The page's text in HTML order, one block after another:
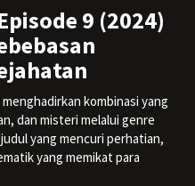
9 (2024)
menghadirkan kombinasi yang
dan misteri melalui genre
yang mencuri perhatian,
yang memikat para